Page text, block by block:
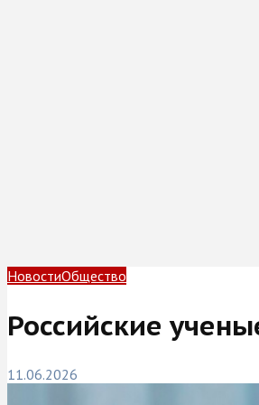
НовостиОбщество
Российские
11.06.2026